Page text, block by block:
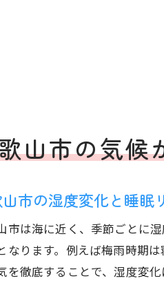
山市の気候
市の湿度変化と睡眠
市は海に近く、季節ごとに
なります。例えば梅雨時期
を徹底することで、湿度変